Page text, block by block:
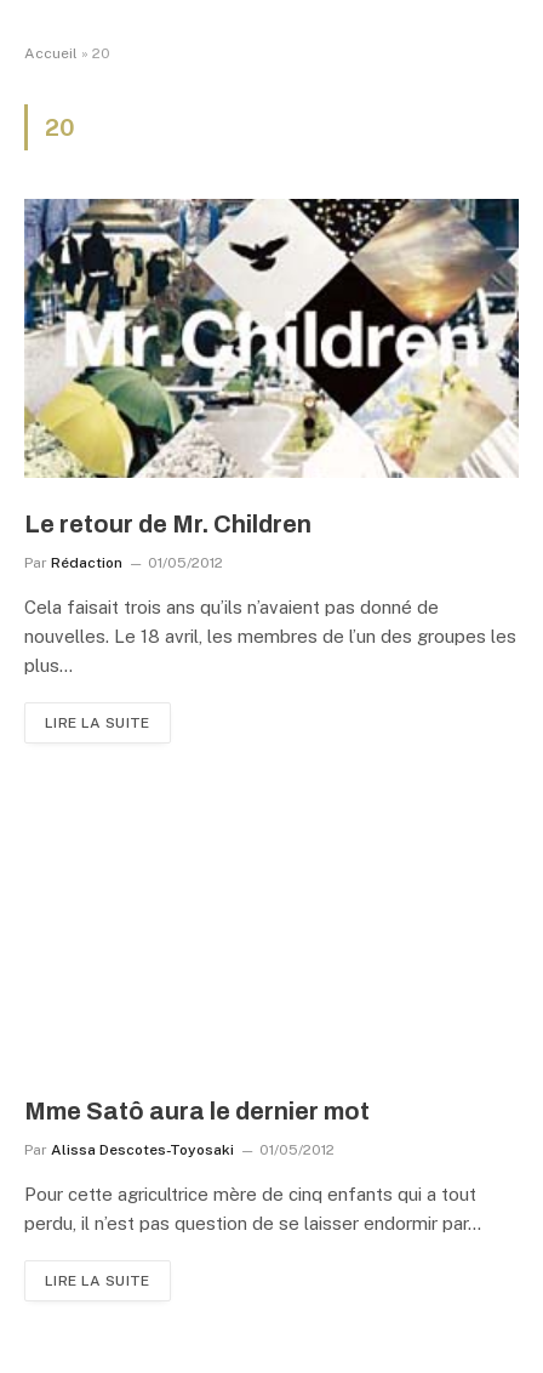
Accueil » 20
20
Le retour de Mr. Children
Par Rédaction 01/05/2012
Cela faisait trois ans qu’ils n’avaient pas donné de
nouvelles. Le 18 avril, les membres de l’un des groupes les
plus…
LIRE LA SUITE
Mme Satô aura le dernier mot
Par Alissa Descotes-Toyosaki 01/05/2012
Pour cette agricultrice mère de cinq enfants qui a tout
perdu, il n’est pas question de se laisser endormir par…
LIRE LA SUITE